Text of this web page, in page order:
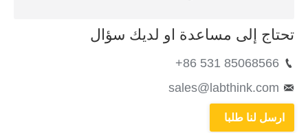
تحتاج إلى مساعدة او لديك سؤال
+86 531 85068566
sales@labthink.com
ارسل لنا طلبا